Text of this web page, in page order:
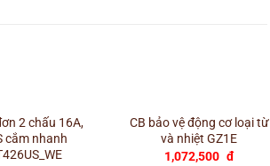
2 chấu 16A,
cắm nhanh
CB bảo vệ động cơ loại từ
và nhiệt GZ1E
1,072,500 đ